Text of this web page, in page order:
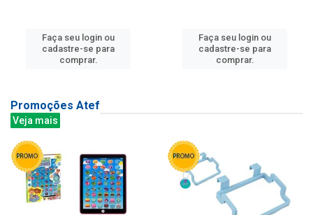
Faça seu login ou
cadastre-se para
comprar.
Faça seu login ou
cadastre-se para
comprar.
Promoções Atef
Veja mais